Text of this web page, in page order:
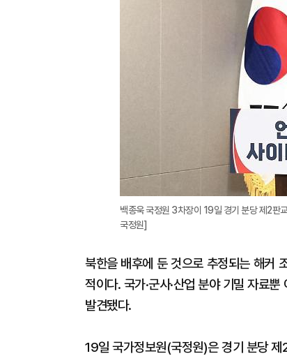
백종욱 국정원 3차장이 19일 경기 분당 제2판
국정원]
북한을 배후에 둔 것으로 추정되는 해커
적이다. 국가·군사·산업 분야 기밀 자료
발견됐다.
19일 국가정보원(국정원)은 경기 분당